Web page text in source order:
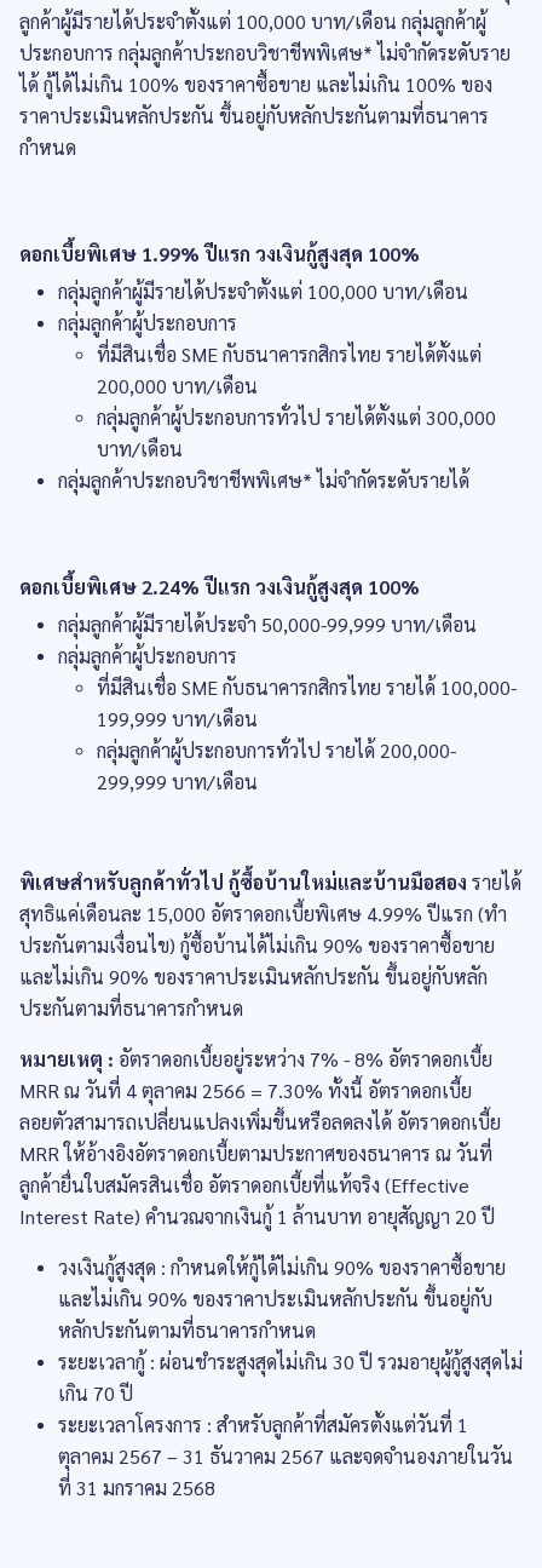
ลูกค้าผู้มีรายได้ประจำตั้งแต่ 100,000 บาท/เดือน กลุ่มลูกค้าผู้
ประกอบการ กลุ่มลูกค้าประกอบวิชาชีพพิเศษ* ไม่จำกัดระดับราย
ได้ กู้ได้ไม่เกิน 100% ของราคาซื้อขาย และไม่เกิน 100% ของ
ราคาประเมินหลักประกัน ขึ้นอยู่กับหลักประกันตามที่ธนาคาร
กำหนด
ดอกเบี้ยพิเศษ 1.99% ปีแรก วงเงินกู้สูงสุด 100%
กลุ่มลูกค้าผู้มีรายได้ประจำตั้งแต่ 100,000 บาท/เดือน
กลุ่มลูกค้าผู้ประกอบการ
ที่มีสินเชื่อ SME กับธนาคารกสิกรไทย รายได้ตั้งแต่
200,000 บาท/เดือน
กลุ่มลูกค้าผู้ประกอบการทั่วไป รายได้ตั้งแต่ 300,000
บาท/เดือน
กลุ่มลูกค้าประกอบวิชาชีพพิเศษ* ไม่จำกัดระดับรายได้
ดอกเบี้ยพิเศษ 2.24% ปีแรก วงเงินกู้สูงสุด 100%
กลุ่มลูกค้าผู้มีรายได้ประจำ 50,000-99,999 บาท/เดือน
กลุ่มลูกค้าผู้ประกอบการ
ที่มีสินเชื่อ SME กับธนาคารกสิกรไทย รายได้ 100,000-
199,999 บาท/เดือน
กลุ่มลูกค้าผู้ประกอบการทั่วไป รายได้ 200,000-
299,999 บาท/เดือน
พิเศษสำหรับลูกค้าทั่วไป กู้ซื้อบ้านใหม่และบ้านมือสอง รายได้
สุทธิแค่เดือนละ 15,000 อัตราดอกเบี้ยพิเศษ 4.99% ปีแรก (ทำ
ประกันตามเงื่อนไข) กู้ซื้อบ้านได้ไม่เกิน 90% ของราคาซื้อขาย
และไม่เกิน 90% ของราคาประเมินหลักประกัน ขึ้นอยู่กับหลัก
ประกันตามที่ธนาคารกำหนด
หมายเหตุ : อัตราดอกเบี้ยอยู่ระหว่าง 7% - 8% อัตราดอกเบี้ย
MRR ณ วันที่ 4 ตุลาคม 2566 = 7.30% ทั้งนี้ อัตราดอกเบี้ย
ลอยตัวสามารถเปลี่ยนแปลงเพิ่มขึ้นหรือลดลงได้ อัตราดอกเบี้ย
MRR ให้อ้างอิงอัตราดอกเบี้ยตามประกาศของธนาคาร ณ วันที่
ลูกค้ายื่นใบสมัครสินเชื่อ อัตราดอกเบี้ยที่แท้จริง (Effective
Interest Rate) คำนวณจากเงินกู้ 1 ล้านบาท อายุสัญญา 20 ปี
วงเงินกู้สูงสุด : กำหนดให้กู้ได้ไม่เกิน 90% ของราคาซื้อขาย
และไม่เกิน 90% ของราคาประเมินหลักประกัน ขึ้นอยู่กับ
หลักประกันตามที่ธนาคารกำหนด
ระยะเวลากู้ : ผ่อนชำระสูงสุดไม่เกิน 30 ปี รวมอายุผู้กู้สูงสุดไม่
เกิน 70 ปี
ระยะเวลาโครงการ : สำหรับลูกค้าที่สมัครตั้งแต่วันที่ 1
ตุลาคม 2567 – 31 ธันวาคม 2567 และจดจำนองภายในวัน
ที่ 31 มกราคม 2568